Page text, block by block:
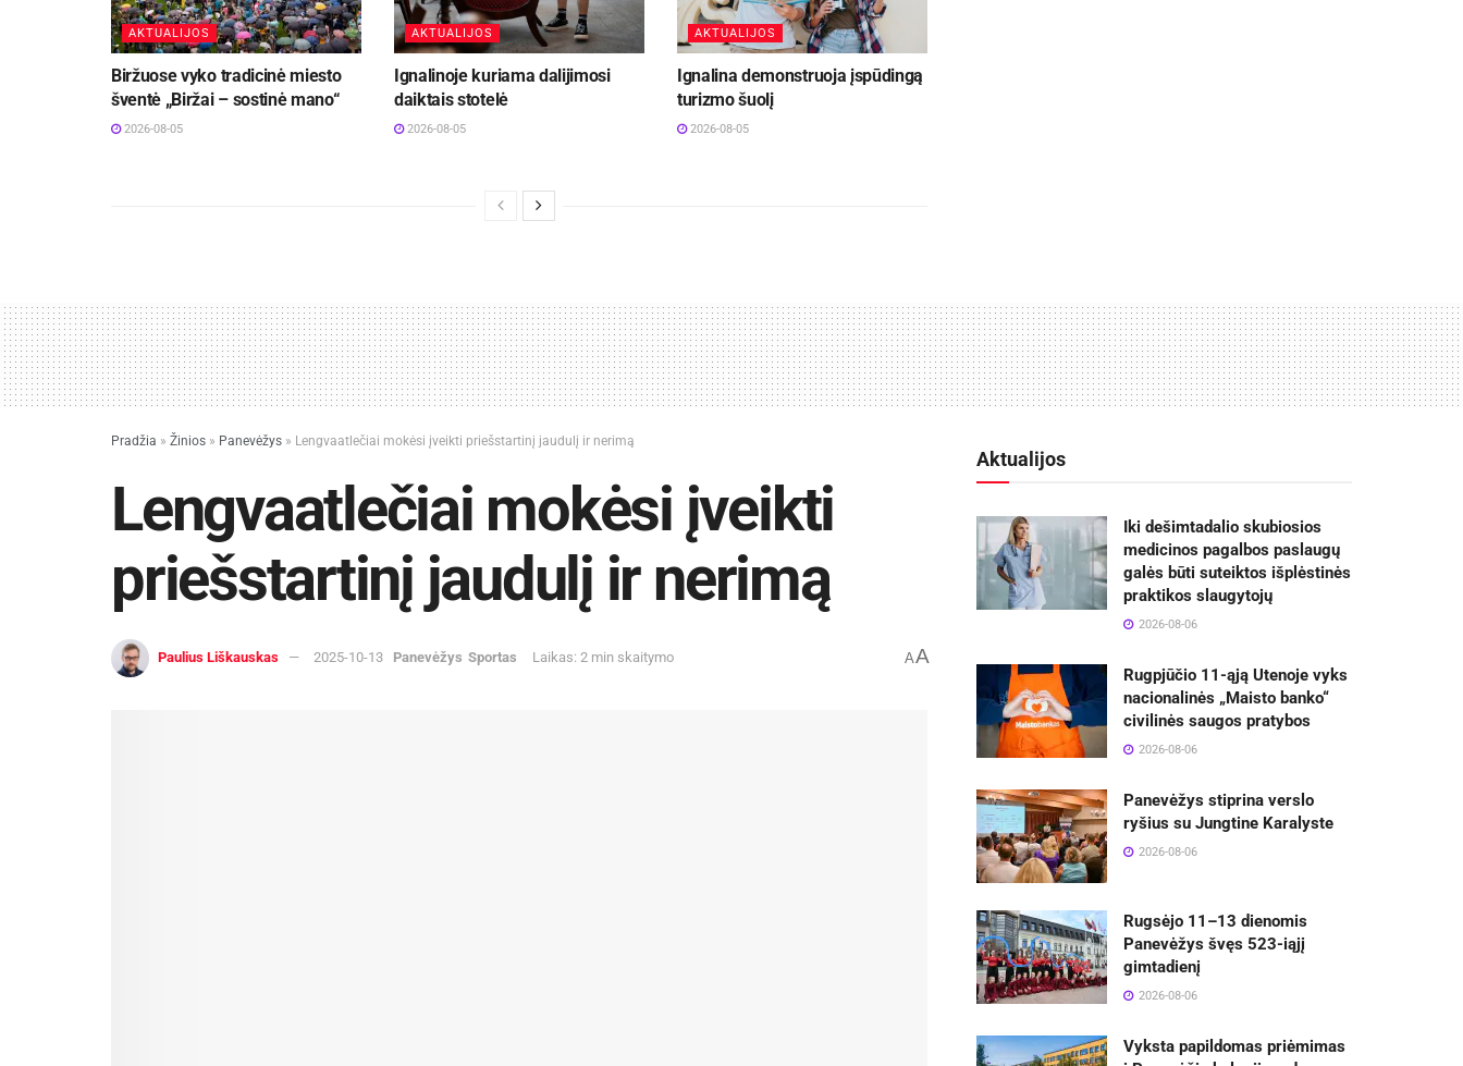
AKTUALIJOS
Biržuose vyko tradicinė miesto
šventė „Biržai – sostinė mano“
2026-08-05
AKTUALIJOS
Ignalinoje kuriama dalijimosi
daiktais stotelė
2026-08-05
AKTUALIJOS
Ignalina demonstruoja įspūdingą
turizmo šuolį
2026-08-05
Pradžia » Žinios » Panevėžys » Lengvaatlečiai mokėsi įveikti priešstartinį jaudulį ir nerimą
Lengvaatlečiai mokėsi įveikti
priešstartinį jaudulį ir nerimą
Paulius Liškauskas 2025-10-13 Panevėžys Sportas Laikas: 2 min skaitymo AA
Aktualijos
Iki dešimtadalio skubiosios
medicinos pagalbos paslaugų
galės būti suteiktos išplėstinės
praktikos slaugytojų
2026-08-06
Rugpjūčio 11-ąją Utenoje vyks
nacionalinės „Maisto banko“
civilinės saugos pratybos
2026-08-06
Panevėžys stiprina verslo
ryšius su Jungtine Karalyste
2026-08-06
Rugsėjo 11–13 dienomis
Panevėžys švęs 523-iąjį
gimtadienį
2026-08-06
Vyksta papildomas priėmimas